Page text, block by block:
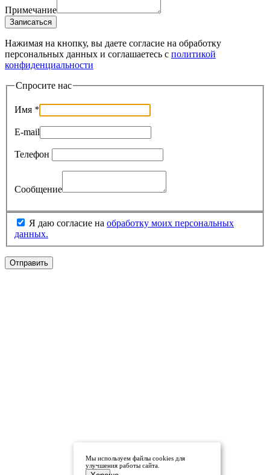
Примечание
Записаться
Нажимая на кнопку, вы даете согласие на обработку
персональных данных и соглашаетесь c политикой
конфиденциальности
Спросите нас
Имя *
E-mail
Телефон
Сообщение
Я даю согласие на обработку моих персональных
данных.
Отправить
Мы используем файлы cookies для
улучшения работы сайта.